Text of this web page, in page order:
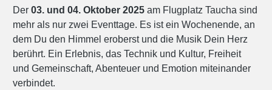
Der 03. und 04. Oktober 2025 am Flugplatz Taucha sind
mehr als nur zwei Eventtage. Es ist ein Wochenende, an
dem Du den Himmel eroberst und die Musik Dein Herz
berührt. Ein Erlebnis, das Technik und Kultur, Freiheit
und Gemeinschaft, Abenteuer und Emotion miteinander
verbindet.